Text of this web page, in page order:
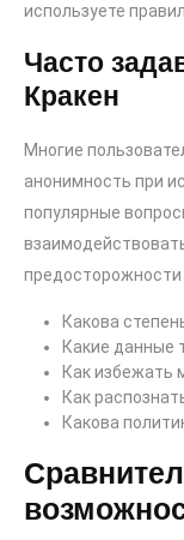
используете
Часто
Кракен
Многие
анонимность при
популярные
предосторожности
Какова
Какие данные
Как избежать
Как
Какова